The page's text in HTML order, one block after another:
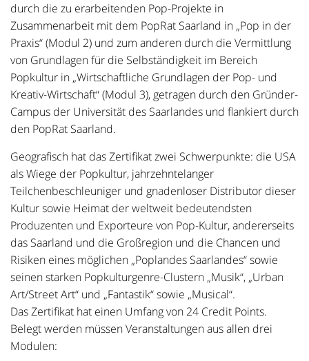
durch die zu erarbeitenden Pop-Projekte in
Zusammenarbeit mit dem PopRat Saarland in „Pop in der
Praxis“ (Modul 2) und zum anderen durch die Vermittlung
von Grundlagen für die Selbständigkeit im Bereich
Popkultur in „Wirtschaftliche Grundlagen der Pop- und
Kreativ-Wirtschaft“ (Modul 3), getragen durch den Gründer-
Campus der Universität des Saarlandes und flankiert durch
den PopRat Saarland.
Geografisch hat das Zertifikat zwei Schwerpunkte: die USA
als Wiege der Popkultur, jahrzehntelanger
Teilchenbeschleuniger und gnadenloser Distributor dieser
Kultur sowie Heimat der weltweit bedeutendsten
Produzenten und Exporteure von Pop-Kultur, andererseits
das Saarland und die Großregion und die Chancen und
Risiken eines möglichen „Poplandes Saarlandes“ sowie
seinen starken Popkulturgenre-Clustern „Musik“, „Urban
Art/Street Art“ und „Fantastik“ sowie „Musical“.
Das Zertifikat hat einen Umfang von 24 Credit Points.
Belegt werden müssen Veranstaltungen aus allen drei
Modulen: